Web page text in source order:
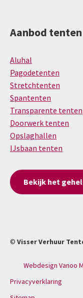
Aanbod tenten
Aluhal
Pagodetenten
Stretchtenten
Spantenten
Transparente tenten
Doorwerk tenten
Opslaghallen
IJsbaan tenten
Bekijk het
© Visser Verhuur
Webdesign Vanoo
Privacyverklaring